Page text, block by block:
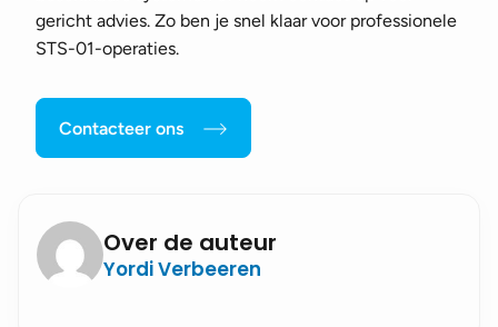
gericht advies. Zo ben je snel klaar voor professionele
STS-01-operaties.
Contacteer ons
Over de auteur
Yordi Verbeeren